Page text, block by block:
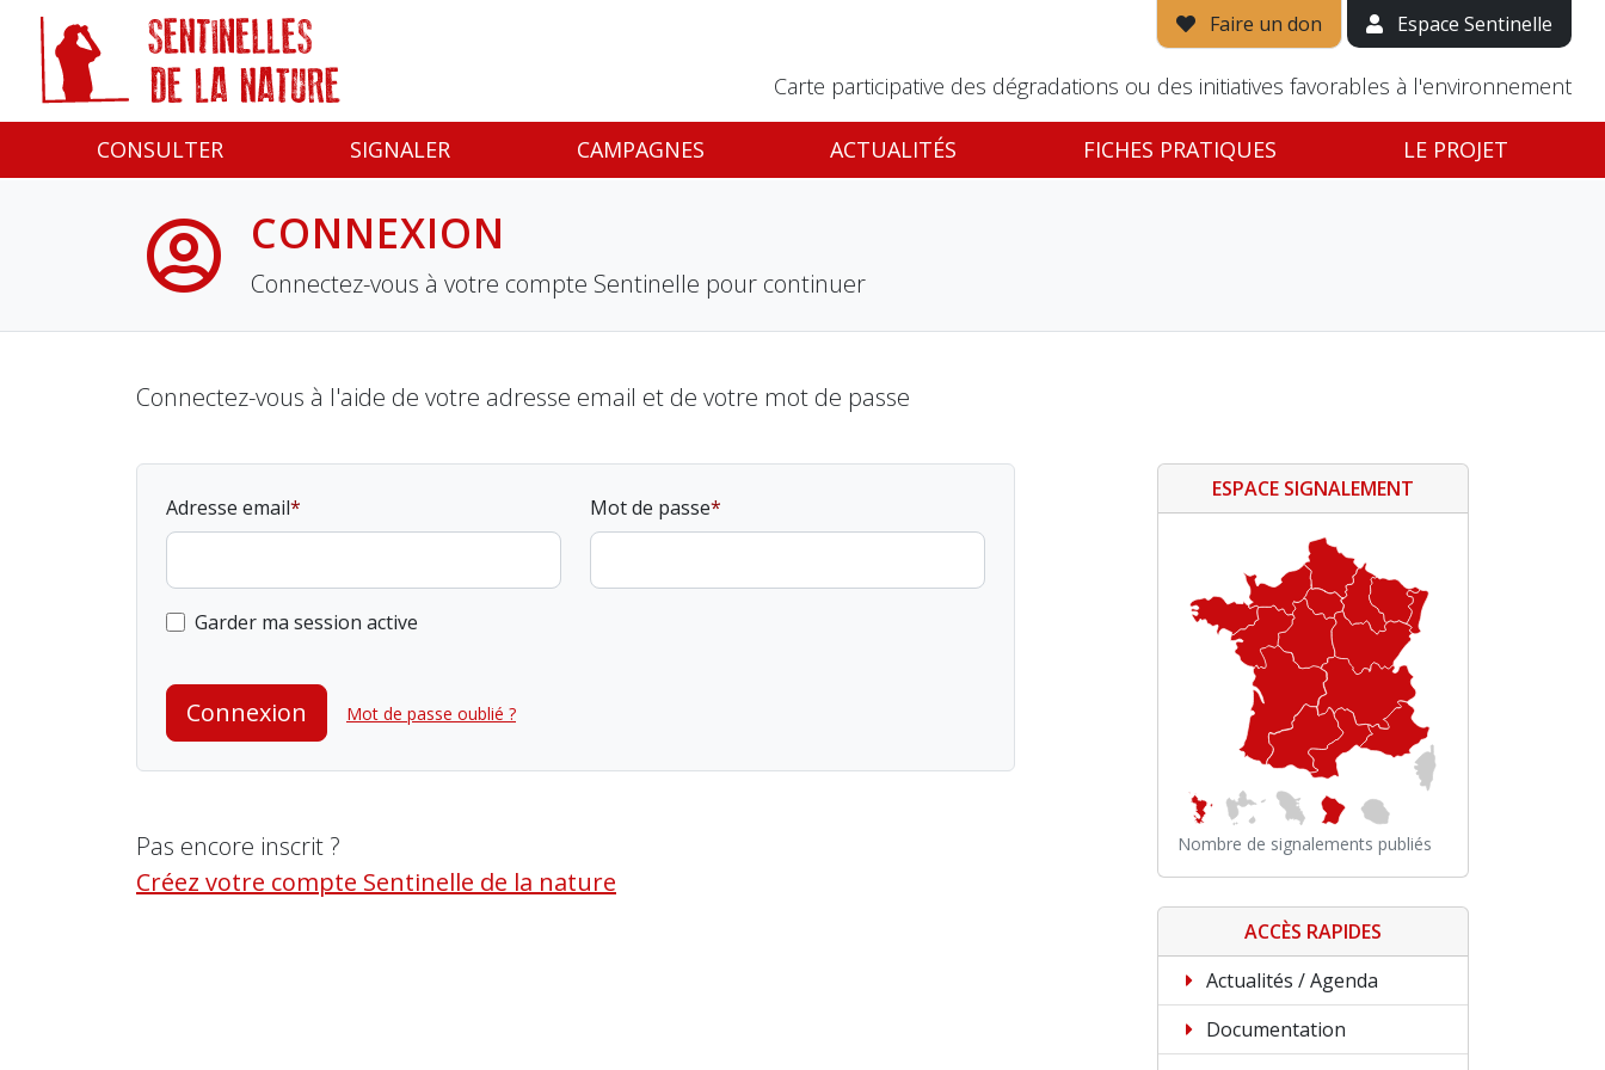
Faire un don Espace Sentinelle
Carte participative des dégradations ou des initiatives favorables à l'environnement
CONSULTER SIGNALER CAMPAGNES ACTUALITÉS FICHES PRATIQUES LE PROJET
CONNEXION
Connectez-vous à votre compte Sentinelle pour continuer
Connectez-vous à l'aide de votre adresse email et de votre mot de passe
Adresse email Mot de passe
Garder ma session active
Connexion Mot de passe oublié ?
Pas encore inscrit ?
Créez votre compte Sentinelle de la nature
ESPACE SIGNALEMENT
Nombre de signalements publiés
ACCÈS RAPIDES
Actualités / Agenda
Documentation
Panneau de gestion des cookies